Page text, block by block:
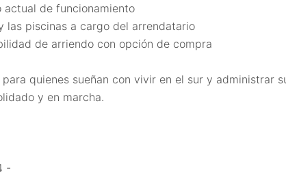
actual de funcionamiento
las piscinas a cargo del arrendatario
de arriendo con opción de compra
quienes sueñan con vivir en el sur y administrar
y en marcha.
-